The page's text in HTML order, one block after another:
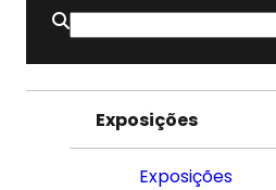
Buscar
por:
Exposições
Exposições